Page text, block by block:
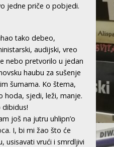
jedne priče o pobjedi.
tako debeo,
audijski, vreo
nebo pretvorilo u jedan
haubu za sušenje
šumama. Ko štema,
hoda, sjedi, leži, manje.
dibidus!
još na jutru uhlipn’o
I, bi mi žao što će
usisavati vrući i smrdljivi